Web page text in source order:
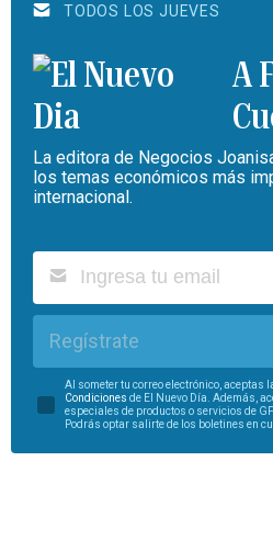
TODOS LOS JUEVES
A
La editora de Negocios
los temas económicos más
internacional.
Regístrate
Al someter tu correo electrónico, aceptas
Condiciones de El Nuevo Día. Además,
especiales de productos o servicios de
Podrás optar salirte de los boletines en